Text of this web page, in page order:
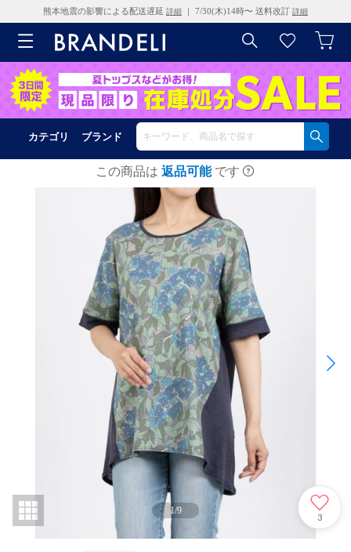
熊本地震の影響による配送遅延 詳細 ｜ 7/30(木)14時〜 送料改訂 詳細
カテゴリ ブランド
この商品は 返品可能 です
1/9
3